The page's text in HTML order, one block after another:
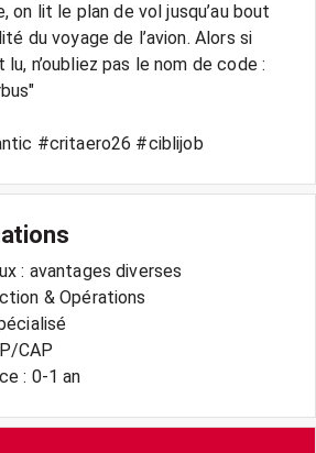
on lit le plan de vol jusqu’au bout
du voyage de l’avion. Alors si
n’oubliez pas le nom de code :
#critaero26 #ciblijob
: avantages diverses
& Opérations
CAP
: 0-1 an